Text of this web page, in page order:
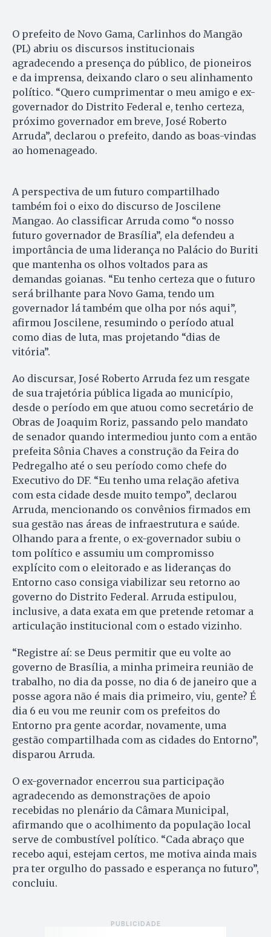
O prefeito de Novo Gama, Carlinhos do Mangão
(PL) abriu os discursos institucionais
agradecendo a presença do público, de pioneiros
e da imprensa, deixando claro o seu alinhamento
político. “Quero cumprimentar o meu amigo e ex-
governador do Distrito Federal e, tenho certeza,
próximo governador em breve, José Roberto
Arruda”, declarou o prefeito, dando as boas-vindas
ao homenageado.
A perspectiva de um futuro compartilhado
também foi o eixo do discurso de Joscilene
Mangao. Ao classificar Arruda como “o nosso
futuro governador de Brasília”, ela defendeu a
importância de uma liderança no Palácio do Buriti
que mantenha os olhos voltados para as
demandas goianas. “Eu tenho certeza que o futuro
será brilhante para Novo Gama, tendo um
governador lá também que olha por nós aqui”,
afirmou Joscilene, resumindo o período atual
como dias de luta, mas projetando “dias de
vitória”.
Ao discursar, José Roberto Arruda fez um resgate
de sua trajetória pública ligada ao município,
desde o período em que atuou como secretário de
Obras de Joaquim Roriz, passando pelo mandato
de senador quando intermediou junto com a então
prefeita Sônia Chaves a construção da Feira do
Pedregalho até o seu período como chefe do
Executivo do DF. “Eu tenho uma relação afetiva
com esta cidade desde muito tempo”, declarou
Arruda, mencionando os convênios firmados em
sua gestão nas áreas de infraestrutura e saúde.
Olhando para a frente, o ex-governador subiu o
tom político e assumiu um compromisso
explícito com o eleitorado e as lideranças do
Entorno caso consiga viabilizar seu retorno ao
governo do Distrito Federal. Arruda estipulou,
inclusive, a data exata em que pretende retomar a
articulação institucional com o estado vizinho.
“Registre aí: se Deus permitir que eu volte ao
governo de Brasília, a minha primeira reunião de
trabalho, no dia da posse, no dia 6 de janeiro que a
posse agora não é mais dia primeiro, viu, gente? É
dia 6 eu vou me reunir com os prefeitos do
Entorno pra gente acordar, novamente, uma
gestão compartilhada com as cidades do Entorno”,
disparou Arruda.
O ex-governador encerrou sua participação
agradecendo as demonstrações de apoio
recebidas no plenário da Câmara Municipal,
afirmando que o acolhimento da população local
serve de combustível político. “Cada abraço que
recebo aqui, estejam certos, me motiva ainda mais
pra ter orgulho do passado e esperança no futuro”,
concluiu.